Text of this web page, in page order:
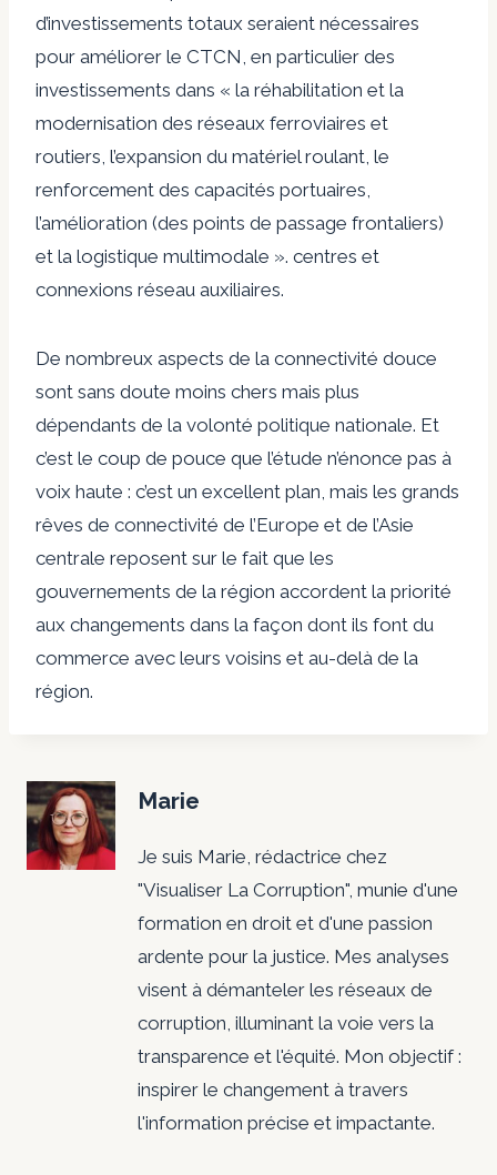
d’investissements totaux seraient nécessaires
pour améliorer le CTCN, en particulier des
investissements dans « la réhabilitation et la
modernisation des réseaux ferroviaires et
routiers, l’expansion du matériel roulant, le
renforcement des capacités portuaires,
l’amélioration (des points de passage frontaliers)
et la logistique multimodale ». centres et
connexions réseau auxiliaires.
De nombreux aspects de la connectivité douce
sont sans doute moins chers mais plus
dépendants de la volonté politique nationale. Et
c’est le coup de pouce que l’étude n’énonce pas à
voix haute : c’est un excellent plan, mais les grands
rêves de connectivité de l’Europe et de l’Asie
centrale reposent sur le fait que les
gouvernements de la région accordent la priorité
aux changements dans la façon dont ils font du
commerce avec leurs voisins et au-delà de la
région.
Marie
Je suis Marie, rédactrice chez
"Visualiser La Corruption", munie d'une
formation en droit et d'une passion
ardente pour la justice. Mes analyses
visent à démanteler les réseaux de
corruption, illuminant la voie vers la
transparence et l'équité. Mon objectif :
inspirer le changement à travers
l'information précise et impactante.